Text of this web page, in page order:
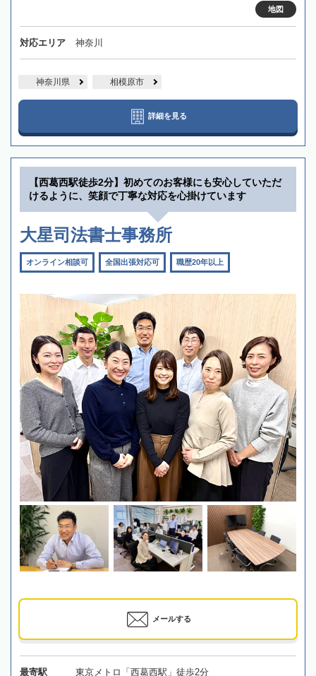
地図
対応エリア 神奈川
神奈川県 相模原市
詳細を見る
【西葛西駅徒歩2分】初めてのお客様にも安心していただ
けるように、笑顔で丁寧な対応を心掛けています
大星司法書士事務所
オンライン相談可 全国出張対応可 職歴20年以上
メールする
最寄駅 東京メトロ「西葛西駅」徒歩2分